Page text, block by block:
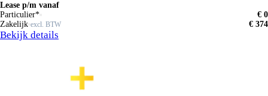
Lease p/m vanaf
Particulier*
€ 0
Zakelijk excl. BTW € 374
Bekijk details